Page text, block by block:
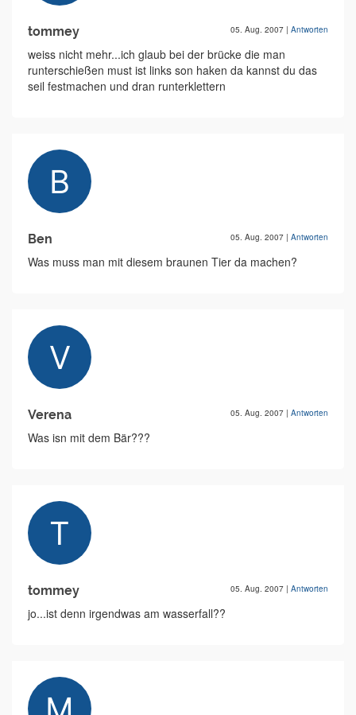
tommey 05. Aug. 2007 | Antworten
weiss nicht mehr...ich glaub bei der brücke die man
runterschießen must ist links son haken da kannst du das
seil festmachen und dran runterklettern
Ben 05. Aug. 2007 | Antworten
Was muss man mit diesem braunen Tier da machen?
Verena 05. Aug. 2007 | Antworten
Was isn mit dem Bär???
tommey 05. Aug. 2007 | Antworten
jo...ist denn irgendwas am wasserfall??